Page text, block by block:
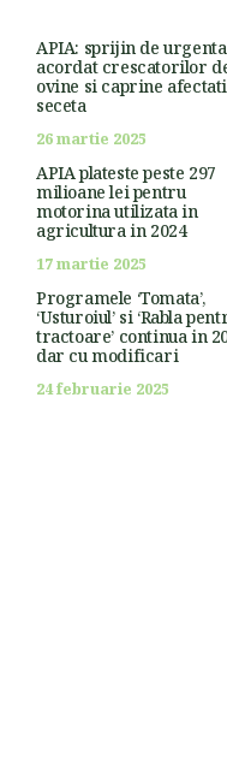
APIA: sprijin de urgenta
acordat crescatorilor
ovine si caprine
seceta
26 martie 2025
APIA plateste peste 297
milioane lei pentru
motorina utilizata in
agricultura in 2024
17 martie 2025
Programele ‘Tomata’,
‘Usturoiul’ si ‘Rabla
tractoare’ continua in
dar cu modificari
24 februarie 2025